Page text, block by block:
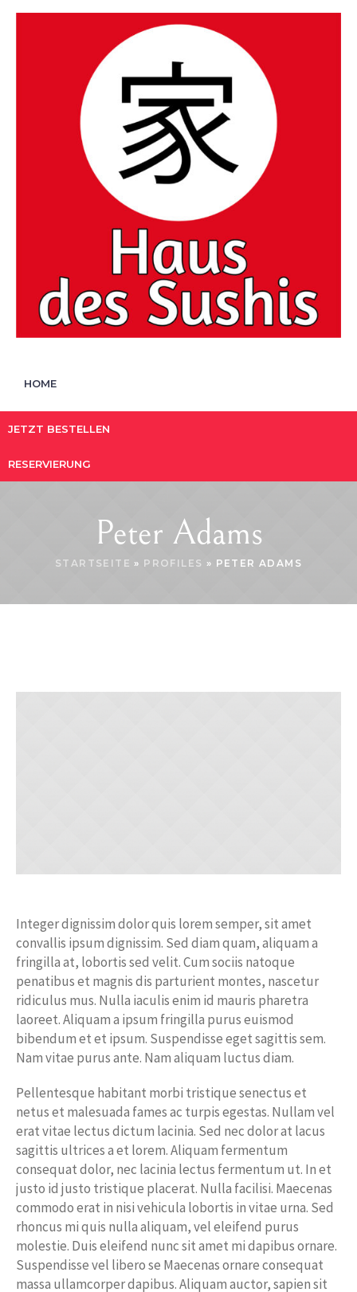
HOME
JETZT BESTELLEN
RESERVIERUNG
Peter Adams
STARTSEITE » PROFILES » PETER ADAMS
Integer dignissim dolor quis lorem semper, sit amet
convallis ipsum dignissim. Sed diam quam, aliquam a
fringilla at, lobortis sed velit. Cum sociis natoque
penatibus et magnis dis parturient montes, nascetur
ridiculus mus. Nulla iaculis enim id mauris pharetra
laoreet. Aliquam a ipsum fringilla purus euismod
bibendum et et ipsum. Suspendisse eget sagittis sem.
Nam vitae purus ante. Nam aliquam luctus diam.
Pellentesque habitant morbi tristique senectus et
netus et malesuada fames ac turpis egestas. Nullam vel
erat vitae lectus dictum lacinia. Sed nec dolor at lacus
sagittis ultrices a et lorem. Aliquam fermentum
consequat dolor, nec lacinia lectus fermentum ut. In et
justo id justo tristique placerat. Nulla facilisi. Maecenas
commodo erat in nisi vehicula lobortis in vitae urna. Sed
rhoncus mi quis nulla aliquam, vel eleifend purus
molestie. Duis eleifend nunc sit amet mi dapibus ornare.
Suspendisse vel libero se Maecenas ornare consequat
massa ullamcorper dapibus. Aliquam auctor, sapien sit